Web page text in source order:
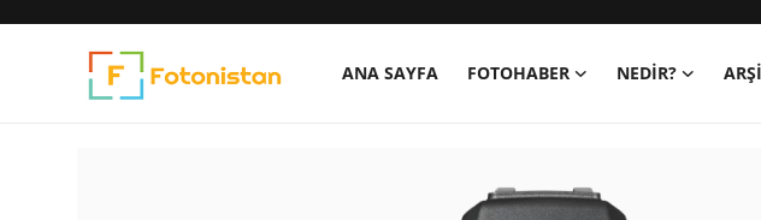
ANA SAYFA FOTOHABER NEDIR?
Fotonistan